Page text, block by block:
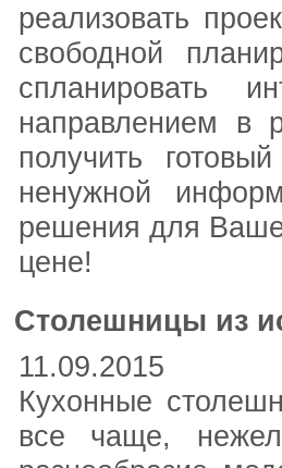
реализовать
свободной
спланировать
направлением
получить
ненужной
решения для
цене!
Столешницы из
11.09.2015
Кухонные
все чаще,